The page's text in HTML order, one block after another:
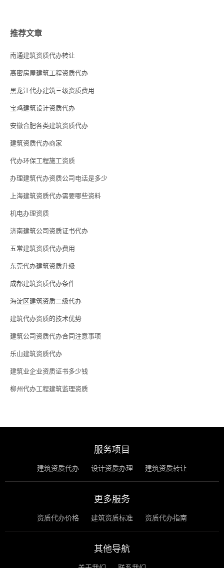
推荐文章
南通建筑资质代办转让
高密房屋建筑工程资质代办
黑龙江代办建筑三级资质费用
宝鸡建筑设计资质代办
安徽合肥各类建筑资质代办
建筑资质代办商家
代办环保工程施工资质
办理建筑代办资质公司电话是多少
上海建筑资质代办需要哪些资料
机电办理资质
济南建筑公司资质证书代办
五常建筑资质代办费用
东莞代办建筑资质升级
成都建筑资质代办条件
海淀区建筑资质二级代办
建筑代办资质的技术优势
建筑公司资质代办合同注意事项
乐山建筑资质代办
建筑业企业资质证书多少钱
柳州代办工程建筑监理资质
服务项目
建筑资质代办 设计资质办理 建筑资质转让
更多服务
资质代办价格 建筑资质标准 资质代办指南
其他导航